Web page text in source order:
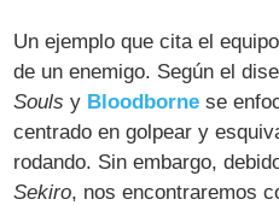
Un ejemplo que cita el
de un enemigo. Según el
Souls y Bloodborne se
centrado en golpear y
rodando. Sin embargo,
Sekiro, nos encontraremos